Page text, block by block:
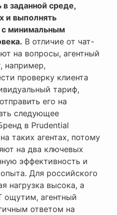
заданной среде,
и выполнять
с минимальным
В отличие от чат-
на вопросы, агентный
например,
проверку клиента
тариф,
его на
следующее
в Prudential
таких агентах, потому
на два ключевых
эффективность и
Для российского
нагрузка высока, а
ощутим, агентный
ответом на